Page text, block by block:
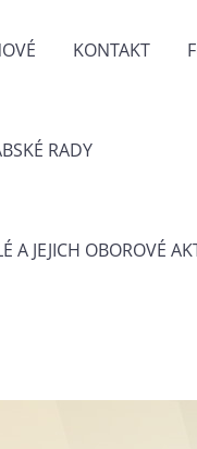
KONTAKT
RADY
A JEJICH OBOROVÉ